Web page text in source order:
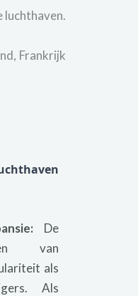
luchthaven.
Frankrijk
De
van
als
Als